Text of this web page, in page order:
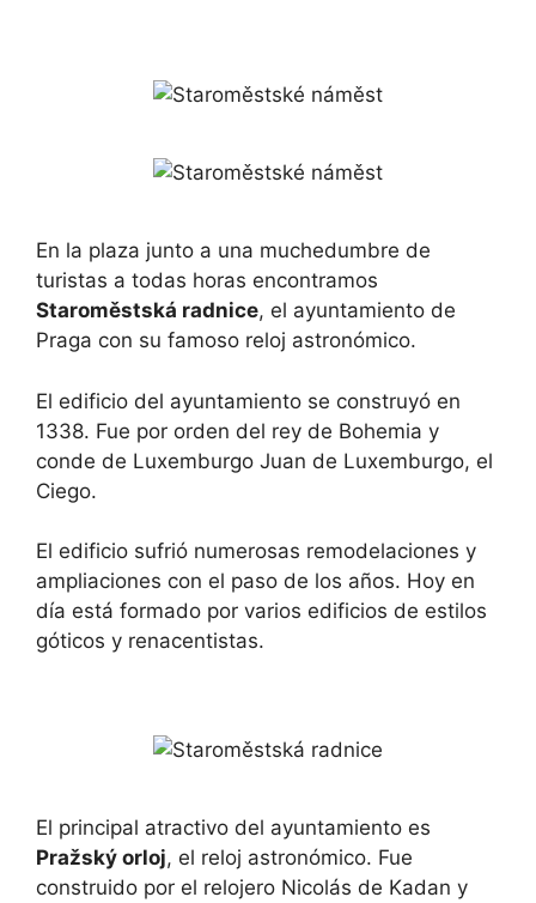
En la plaza junto a una muchedumbre de
turistas a todas horas encontramos
Staroměstská radnice, el ayuntamiento de
Praga con su famoso reloj astronómico.
El edificio del ayuntamiento se construyó en
1338. Fue por orden del rey de Bohemia y
conde de Luxemburgo Juan de Luxemburgo, el
Ciego.
El edificio sufrió numerosas remodelaciones y
ampliaciones con el paso de los años. Hoy en
día está formado por varios edificios de estilos
góticos y renacentistas.
El principal atractivo del ayuntamiento es
Pražský orloj, el reloj astronómico. Fue
construido por el relojero Nicolás de Kadan​ y